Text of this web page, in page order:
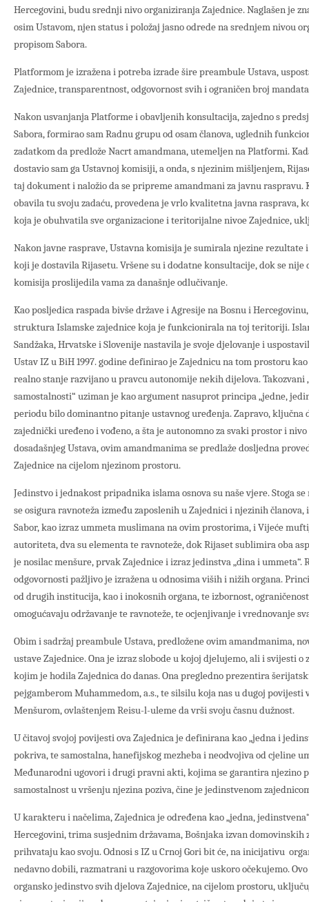
Hercegovini, budu srednji nivo organiziranja Zajednice. Naglašen je
osim Ustavom, njen status i položaj jasno odrede na srednjem nivou
propisom Sabora.
Platformom je izražena i potreba izrade šire preambule Ustava,
Zajednice, transparentnost, odgovornost svih i ograničen broj
Nakon usvanjanja Platforme i obavljenih konsultacija, zajedno s
Sabora, formirao sam Radnu grupu od osam članova, uglednih
zadatkom da predlože Nacrt amandmana, utemeljen na Platformi.
dostavio sam ga Ustavnoj komisiji, a onda, s njezinim mišljenjem,
taj dokument i naložio da se pripreme amandmani za javnu raspravu.
obavila tu svoju zadaću, provedena je vrlo kvalitetna javna rasprava,
koja je obuhvatila sve organizacione i teritorijalne nivoe Zajednice,
Nakon javne rasprave, Ustavna komisija je sumirala njezine rezultate
koji je dostavila Rijasetu. Vršene su i dodatne konsultacije, dok se nije
komisija proslijedila vama za današnje odlučivanje.
Kao posljedica raspada bivše države i Agresije na Bosnu i
struktura Islamske zajednice koja je funkcionirala na toj teritoriji.
Sandžaka, Hrvatske i Slovenije nastavila je svoje djelovanje i
Ustav IZ u BiH 1997. godine definirao je Zajednicu na tom prostoru
realno stanje razvijano u pravcu autonomije nekih dijelova. Takozvani
samostalnosti“ uziman je kao argument nasuprot principa „jedne,
periodu bilo dominantno pitanje ustavnog uređenja. Zapravo, ključna
zajednički uređeno i vođeno, a šta je autonomno za svaki prostor i
dosadašnjeg Ustava, ovim amandmanima se predlaže dosljedna
Zajednice na cijelom njezinom prostoru.
Jedinstvo i jednakost pripadnika islama osnova su naše vjere. Stoga
se osigura ravnoteža između zaposlenih u Zajednici i njezinih
Sabor, kao izraz ummeta muslimana na ovim prostorima, i Vijeće
autoriteta, dva su elementa te ravnoteže, dok Rijaset sublimira oba
je nosilac menšure, prvak Zajednice i izraz jedinstva „dina i ummeta“.
odgovornosti pažljivo je izražena u odnosima viših i nižih organa.
od drugih institucija, kao i inokosnih organa, te izbornost,
omogućavaju održavanje te ravnoteže, te ocjenjivanje i vrednovanje
Obim i sadržaj preambule Ustava, predložene ovim amandmanima,
ustave Zajednice. Ona je izraz slobode u kojoj djelujemo, ali i svijesti o
kojim je hodila Zajednica do danas. Ona pregledno prezentira
pejgamberom Muhammedom, a.s., te silsilu koja nas u dugoj povijesti
Menšurom, ovlaštenjem Reisu-l-uleme da vrši svoju časnu dužnost.
U čitavoj svojoj povijesti ova Zajednica je definirana kao „jedna i
pokriva, te samostalna, hanefijskog mezheba i neodvojiva od cjeline
Međunarodni ugovori i drugi pravni akti, kojima se garantira njezino
samostalnost u vršenju njezina poziva, čine je jedinstvenom
U karakteru i načelima, Zajednica je određena kao „jedna,
Hercegovini, trima susjednim državama, Bošnjaka izvan
prihvataju kao svoju. Odnosi s IZ u Crnoj Gori bit će, na inicijativu
nedavno dobili, razmatrani u razgovorima koje uskoro očekujemo.
organsko jedinstvo svih djelova Zajednice, na cijelom prostoru,